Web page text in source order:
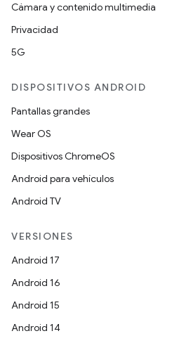
Cámara y contenido multimedia
Privacidad
5G
DISPOSITIVOS ANDROID
Pantallas grandes
Wear OS
Dispositivos ChromeOS
Android para vehículos
Android TV
VERSIONES
Android 17
Android 16
Android 15
Android 14